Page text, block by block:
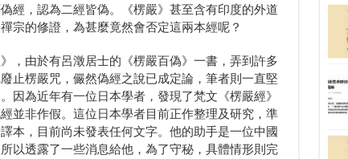
經，認為二經皆偽。《楞嚴》甚至含有印度的外道
宗的修證，為甚麼竟然會否定這兩本經呢？
，由於有呂澂居士的《楞嚴百偽》一書，弄到許多
止楞嚴咒，儼然偽經之說已成定論，筆者則一直堅
因為近年有一位日本學者，發現了梵文《楞嚴經》
並非作假。這位日本學者目前正作整理及研究，準
本，目前尚未發表任何文字。他的助手是一位中國
以透露了一些消息給他，為了守秘，具體情形則完